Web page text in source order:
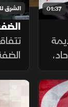
01:37
والحسكة حتى 20
الشرق